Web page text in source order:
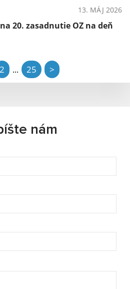
13. MÁJ 2026
20. zasadnutie OZ na deň
2 ... 25 >
nám